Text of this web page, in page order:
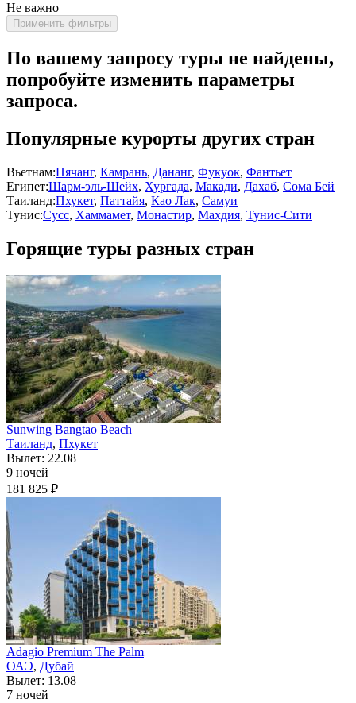
Не важно
Применить фильтры
По вашему запросу туры не найдены,
попробуйте изменить параметры
запроса.
Популярные курорты других стран
Вьетнам:Нячанг, Камрань, Дананг, Фукуок, Фантьет
Египет:Шарм-эль-Шейх, Хургада, Макади, Дахаб, Сома Бей
Таиланд:Пхукет, Паттайя, Као Лак, Самуи
Тунис:Сусс, Хаммамет, Монастир, Махдия, Тунис-Сити
Горящие туры разных стран
Sunwing Bangtao Beach
Таиланд, Пхукет
Вылет: 22.08
9 ночей
181 825 ₽
Adagio Premium The Palm
ОАЭ, Дубай
Вылет: 13.08
7 ночей